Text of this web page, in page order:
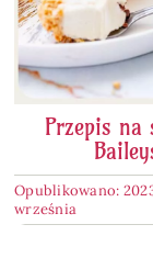
Przepis na
Opublikowano:
września